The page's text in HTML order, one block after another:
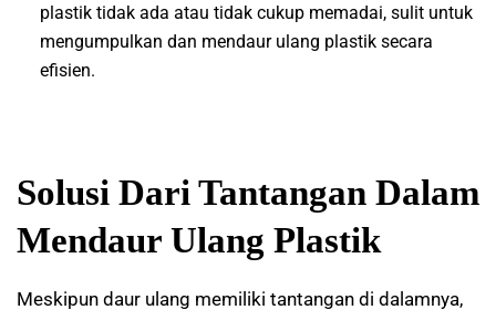
plastik tidak ada atau tidak cukup memadai, sulit untuk
mengumpulkan dan mendaur ulang plastik secara
efisien.
Solusi Dari Tantangan Dalam
Mendaur Ulang Plastik
Meskipun daur ulang memiliki tantangan di dalamnya,